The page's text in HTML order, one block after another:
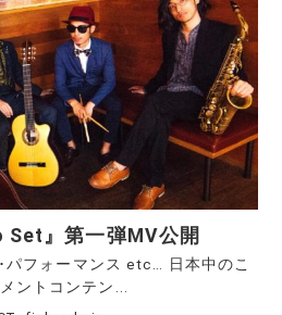
Set』第一弾MV公開
パフォーマンス etc… 日本中のこ
ントコンテン...